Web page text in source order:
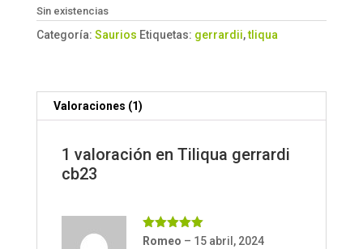
Sin existencias
Categoría: Saurios Etiquetas: gerrardii,tliqua
Valoraciones (1)
1 valoración en Tiliqua gerrardi
cb23
Valorado
Romeo – 15 abril, 2024